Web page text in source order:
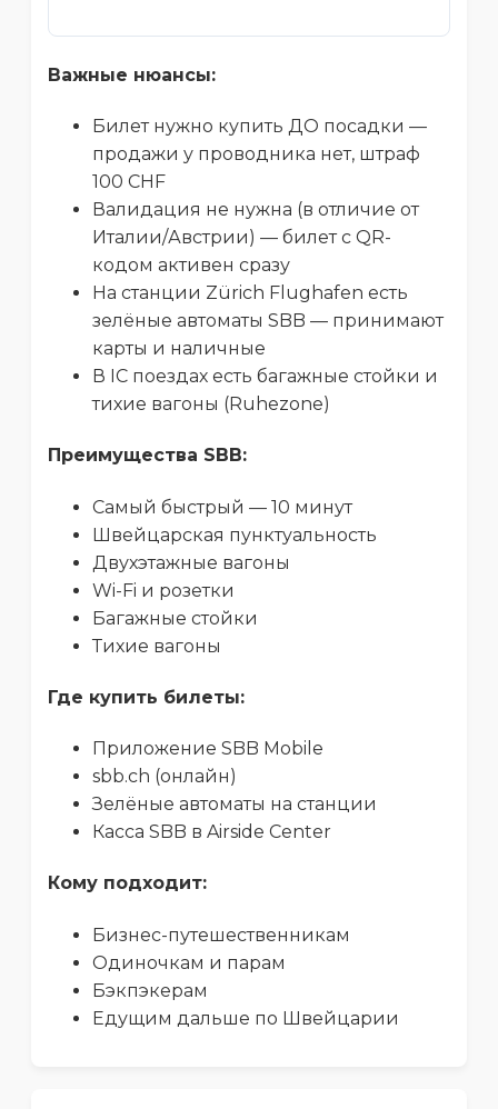
Важные нюансы:
Билет нужно купить ДО посадки —
продажи у проводника нет, штраф
100 CHF
Валидация не нужна (в отличие от
Италии/Австрии) — билет с QR-
кодом активен сразу
На станции Zürich Flughafen есть
зелёные автоматы SBB — принимают
карты и наличные
В IC поездах есть багажные стойки и
тихие вагоны (Ruhezone)
Преимущества SBB:
Самый быстрый — 10 минут
Швейцарская пунктуальность
Двухэтажные вагоны
Wi-Fi и розетки
Багажные стойки
Тихие вагоны
Где купить билеты:
Приложение SBB Mobile
sbb.ch (онлайн)
Зелёные автоматы на станции
Касса SBB в Airside Center
Кому подходит:
Бизнес-путешественникам
Одиночкам и парам
Бэкпэкерам
Едущим дальше по Швейцарии